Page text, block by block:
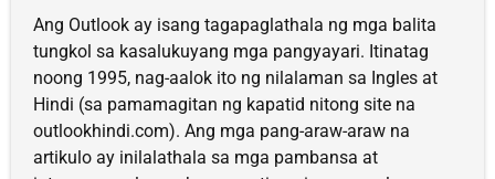
Ang Outlook ay isang tagapaglathala ng mga balita
tungkol sa kasalukuyang mga pangyayari. Itinatag
noong 1995, nag-aalok ito ng nilalaman sa Ingles at
Hindi (sa pamamagitan ng kapatid nitong site na
outlookhindi.com). Ang mga pang-araw-araw na
artikulo ay inilalathala sa mga pambansa at